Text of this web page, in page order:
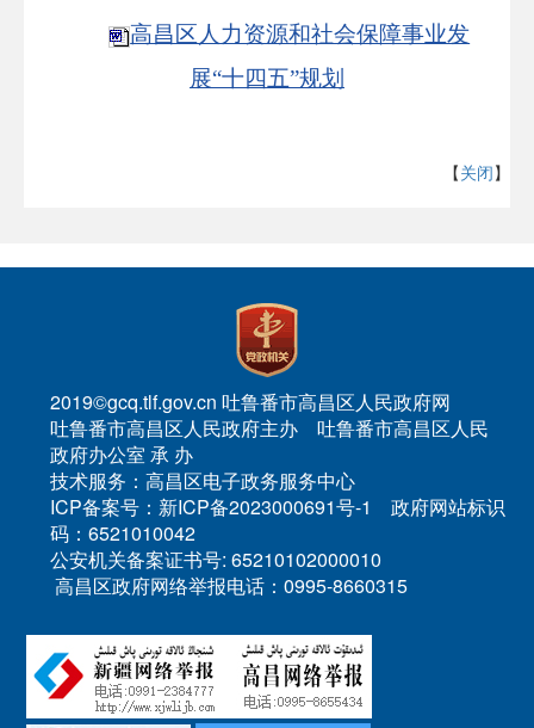
高昌区人力资源和社会保障事业发
展“十四五”规划
【关闭】
2019©gcq.tlf.gov.cn 吐鲁番市高昌区人民政府网
吐鲁番市高昌区人民政府主办 吐鲁番市高昌区人民
政府办公室 承 办
技术服务：高昌区电子政务服务中心
ICP备案号：新ICP备2023000691号-1 政府网站标识
码：6521010042
公安机关备案证书号: 65210102000010
高昌区政府网络举报电话：0995-8660315